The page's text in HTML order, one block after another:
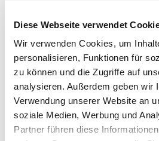
Diese Webseite verwendet
Wir verwenden Cookies, um
personalisieren, Funktionen für
zu können und die Zugriffe auf
analysieren. Außerdem geben wir
Verwendung unserer Website an
soziale Medien, Werbung und
Partner führen diese
August
08.08.2025
EU-USA-
Über das
Zölle ist in den
worden. Viel
dadurch nicht;
vorerst weiter
freundlicher
07.08.2025